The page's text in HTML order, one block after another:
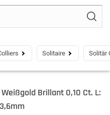
Solitaire Solitär
Brillant 0,10 Ct. L: